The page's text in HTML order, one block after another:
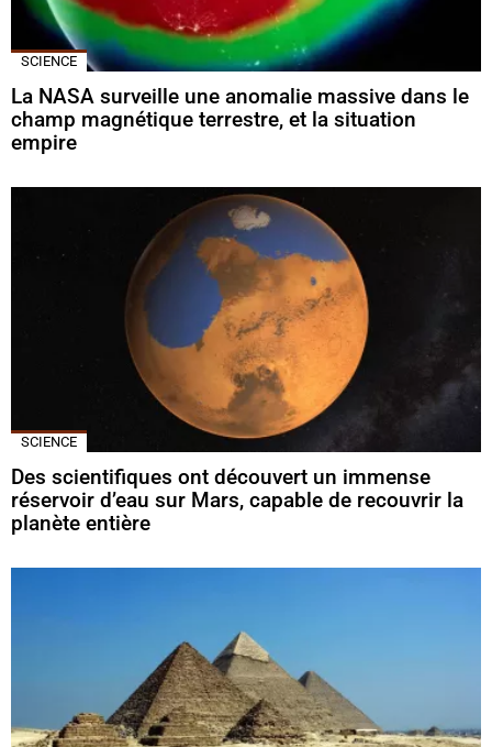
SCIENCE
La NASA surveille une anomalie massive dans le
champ magnétique terrestre, et la situation
empire
SCIENCE
Des scientifiques ont découvert un immense
réservoir d’eau sur Mars, capable de recouvrir la
planète entière